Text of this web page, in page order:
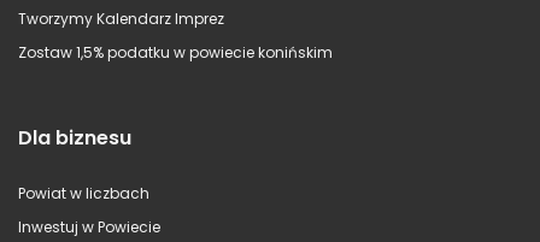
Tworzymy Kalendarz Imprez
Zostaw 1,5% podatku w powiecie konińskim
Dla biznesu
Powiat w liczbach
Inwestuj w Powiecie